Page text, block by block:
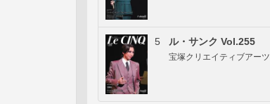
5 ル・サンク Vol.255
宝塚クリエイティブアーツ